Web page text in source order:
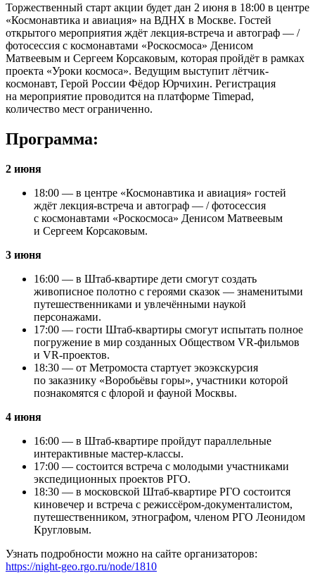
Торжественный старт акции будет дан 2 июня в 18:00 в центре
«Космонавтика и авиация» на ВДНХ в Москве. Гостей
открытого мероприятия ждёт лекция-встреча и автограф — /
фотосессия с космонавтами «Роскосмоса» Денисом
Матвеевым и Сергеем Корсаковым, которая пройдёт в рамках
проекта «Уроки космоса». Ведущим выступит лётчик-
космонавт, Герой России Фёдор Юрчихин. Регистрация
на мероприятие проводится на платформе Timepad,
количество мест ограниченно.
Программа:
2 июня
18:00 — в центре «Космонавтика и авиация» гостей
ждёт лекция-встреча и автограф — / фотосессия
с космонавтами «Роскосмоса» Денисом Матвеевым
и Сергеем Корсаковым.
3 июня
16:00 — в Штаб-квартире дети смогут создать
живописное полотно с героями сказок — знаменитыми
путешественниками и увлечёнными наукой
персонажами.
17:00 — гости Штаб-квартиры смогут испытать полное
погружение в мир созданных Обществом VR-фильмов
и VR-проектов.
18:30 — от Метромоста стартует экоэкскурсия
по заказнику «Воробьёвы горы», участники которой
познакомятся с флорой и фауной Москвы.
4 июня
16:00 — в Штаб-квартире пройдут параллельные
интерактивные мастер-классы.
17:00 — состоится встреча с молодыми участниками
экспедиционных проектов РГО.
18:30 — в московской Штаб-квартире РГО состоится
киновечер и встреча с режиссёром-документалистом,
путешественником, этнографом, членом РГО Леонидом
Кругловым.
Узнать подробности можно на сайте организаторов:
https://night-geo.rgo.ru/node/1810